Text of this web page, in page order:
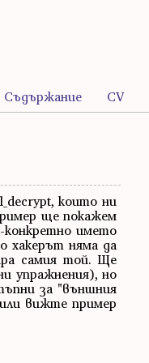
Съдържание CV
които ни
ще покажем
конкретно името
хакерът няма да
самия той. Ще
упражнения), но
за "външния
вижте пример